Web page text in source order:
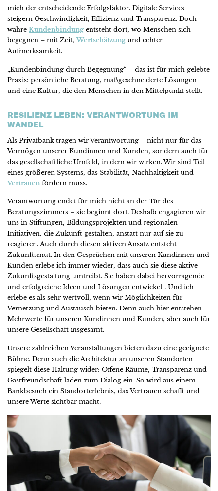
mich der entscheidende Erfolgsfaktor. Digitale Services
steigern Geschwindigkeit, Effizienz und Transparenz. Doch
wahre Kundenbindung entsteht dort, wo Menschen sich
begegnen – mit Zeit,Wertschätzung und echter
Aufmerksamkeit.
„Kundenbindung durch Begegnung“ – das ist für mich gelebte
Praxis: persönliche Beratung, maßgeschneiderte Lösungen
und eine Kultur, die den Menschen in den Mittelpunkt stellt.
RESILIENZ LEBEN: VERANTWORTUNG IM
WANDEL
Als Privatbank tragen wir Verantwortung – nicht nur für das
Vermögen unserer Kundinnen und Kunden, sondern auch für
das gesellschaftliche Umfeld, in dem wir wirken. Wir sind Teil
eines größeren Systems, das Stabilität, Nachhaltigkeit und
Vertrauen fördern muss.
Verantwortung endet für mich nicht an der Tür des
Beratungszimmers – sie beginnt dort. Deshalb engagieren wir
uns in Stiftungen, Bildungsprojekten und regionalen
Initiativen, die Zukunft gestalten, anstatt nur auf sie zu
reagieren. Auch durch diesen aktiven Ansatz entsteht
Zukunftsmut. In den Gesprächen mit unseren Kundinnen und
Kunden erlebe ich immer wieder, dass auch sie diese aktive
Zukunftsgestaltung umtreibt. Sie haben dabei hervorragende
und erfolgreiche Ideen und Lösungen entwickelt. Und ich
erlebe es als sehr wertvoll, wenn wir Möglichkeiten für
Vernetzung und Austausch bieten. Denn auch hier entstehen
Mehrwerte für unseren Kundinnen und Kunden, aber auch für
unsere Gesellschaft insgesamt.
Unsere zahlreichen Veranstaltungen bieten dazu eine geeignete
Bühne. Denn auch die Architektur an unseren Standorten
spiegelt diese Haltung wider: Offene Räume, Transparenz und
Gastfreundschaft laden zum Dialog ein. So wird aus einem
Bankbesuch ein Standorterlebnis, das Vertrauen schafft und
unsere Werte sichtbar macht.